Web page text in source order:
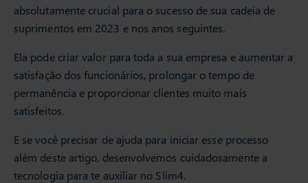
absolutamente crucial para o sucesso de sua cadeia de
suprimentos em 2023 e nos anos seguintes.
Ela pode criar valor para toda a sua empresa e aumentar a
satisfação dos funcionários, prolongar o tempo de
permanência e proporcionar clientes muito mais
satisfeitos.
E se você precisar de ajuda para iniciar esse processo
além deste artigo, desenvolvemos cuidadosamente a
tecnologia para te auxiliar no Slim4.